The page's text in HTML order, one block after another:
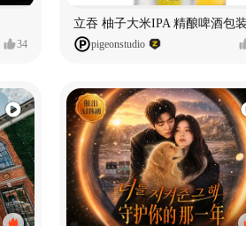
34 pigeonstudio